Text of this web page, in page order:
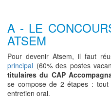
A - LE
ATSEM
Pour devenir Atsem, il faut
principal (60% des postes
titulaires du CAP
se compose de 2 étapes :
entretien oral.